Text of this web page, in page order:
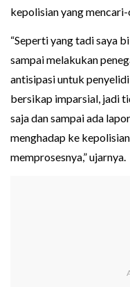
kepolisian yang
“Seperti yang tadi saya
sampai melakukan
antisipasi untuk
bersikap imparsial, jadi
saja dan sampai ada
menghadap ke
memprosesnya,” ujarnya.